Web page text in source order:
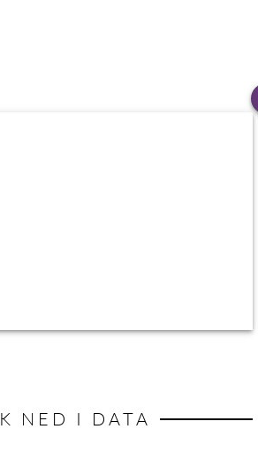
NED I DATA